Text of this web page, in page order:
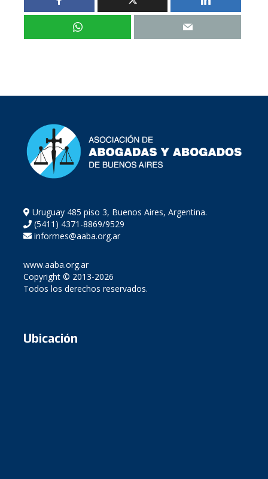
Uruguay 485 piso 3, Buenos Aires, Argentina.
(5411) 4371-8869/9529
informes@aaba.org.ar
www.aaba.org.ar
Copyright © 2013-2026
Todos los derechos reservados.
Ubicación